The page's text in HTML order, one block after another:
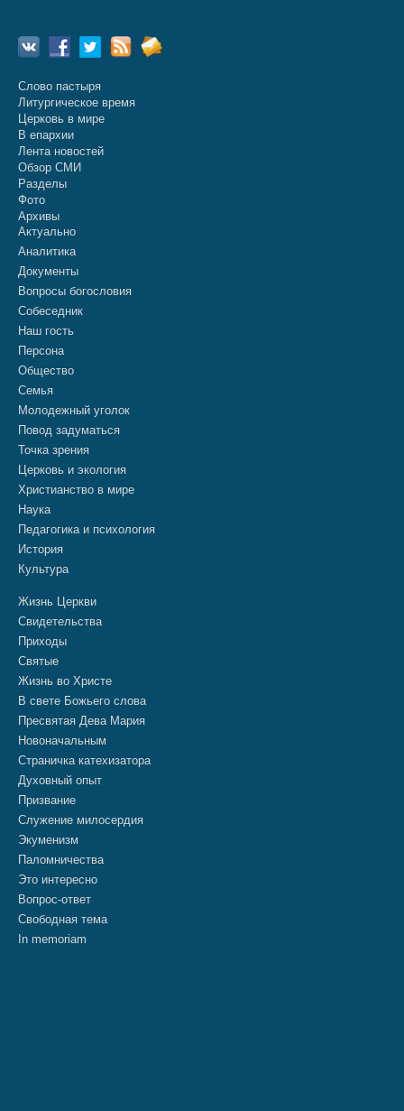
Слово пастыря
Литургическое время
Церковь в мире
В епархии
Лента новостей
Обзор СМИ
Разделы
Фото
Архивы
Актуально
Аналитика
Документы
Вопросы богословия
Собеседник
Наш гость
Персона
Общество
Семья
Молодежный уголок
Повод задуматься
Точка зрения
Церковь и экология
Христианство в мире
Наука
Педагогика и психология
История
Культура
Жизнь Церкви
Свидетельства
Приходы
Святые
Жизнь во Христе
В свете Божьего слова
Пресвятая Дева Мария
Новоначальным
Страничка катехизатора
Духовный опыт
Призвание
Служение милосердия
Экуменизм
Паломничества
Это интересно
Вопрос-ответ
Свободная тема
In memoriam